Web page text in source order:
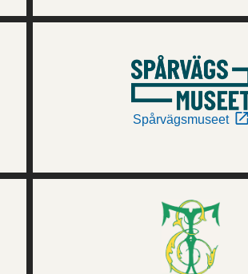
Spårvägsmuseet